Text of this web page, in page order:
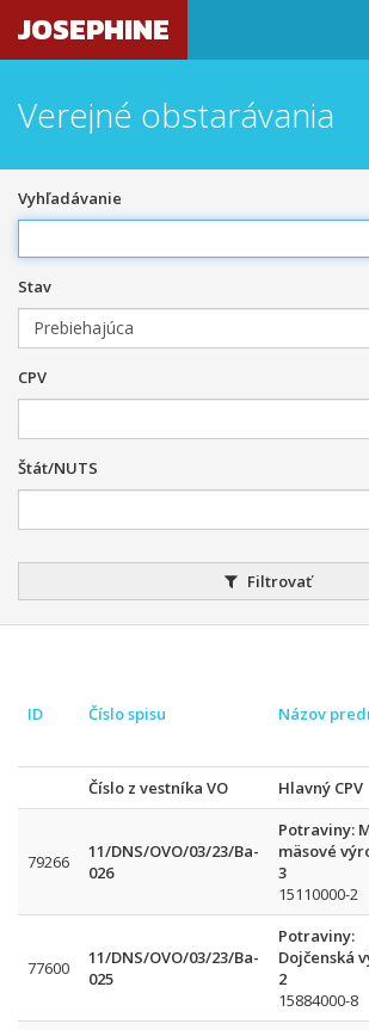
JOSEPHINE
Verejné obstarávania
Vyhľadávanie
Stav
Prebiehajúca
CPV
Štát/NUTS
Filtrovať
ID Číslo spisu Názov
Číslo z vestníka VO Hlavný CPV
79266
11/DNS/OVO/03/23/Ba-
026
Potraviny:
mäsové
3
15110000-2
77600
11/DNS/OVO/03/23/Ba-
025
Potraviny:
Dojčenská
2
15884000-8